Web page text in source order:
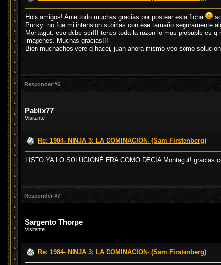
Hola amigos! Ante todo muchas gracias por postear esta ficha
Punky: no fue mi intension subirlas con ese tamaño seguramente
Montagut: eso debe ser!!! tenes toda la razon lo mas probable es
imagenes. Muchas gracias!!!
Bien muchachos vere q hacer, juan ahora mismo veo somo
Responder #6
Pablix77
Visitante
Re: 1984- NINJA 3: LA DOMINACION- (Sam Firstenberg)
LISTO YA LO SOLUCIONÉ ERA COMO DECIA Montagut! gracias
Responder #7
Sargento Thorpe
Visitante
Re: 1984- NINJA 3: LA DOMINACION- (Sam Firstenberg)